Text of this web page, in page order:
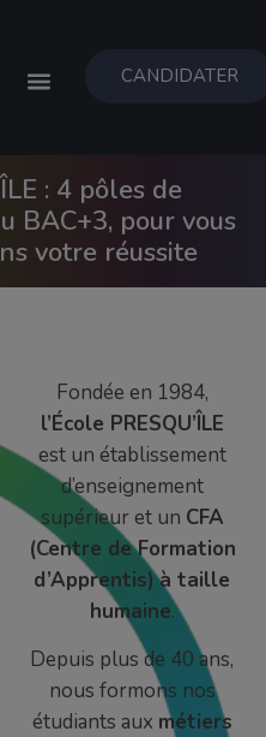
CANDIDATER
: 4 pôles de
BAC+3, pour vous
votre réussite
Fondée en 1984,
l’École PRESQU’ÎLE
est un établissement
d’enseignement
supérieur et un CFA
(Centre de Formation
d’Apprentis)à taille
humaine.
Depuis plus de 40 ans,
nous formons nos
étudiants aux métiers